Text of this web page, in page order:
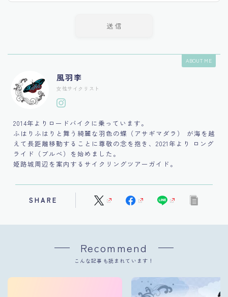
ABOUT ME
風羽李
女性サイクリスト
2014年よりロードバイクに乗っています。
ふはりふはりと舞う綺麗な羽色の蝶（アサギマダラ） が海を越
えて長距離移動することに尊敬の念を抱き、2021年より ロング
ライド（ブルべ）を始めました。
姫路城周辺を案内するサイクリングツアーガイド。
SHARE
Recommend
こんな記事も読まれています！